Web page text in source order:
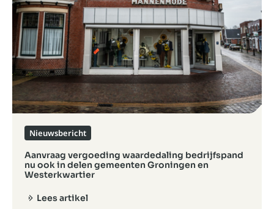
Aanvraag vergoeding waardedaling bedrijfspand
nu ook in delen gemeenten Groningen en
Westerkwartier
Nieuwsbericht
Lees artikel